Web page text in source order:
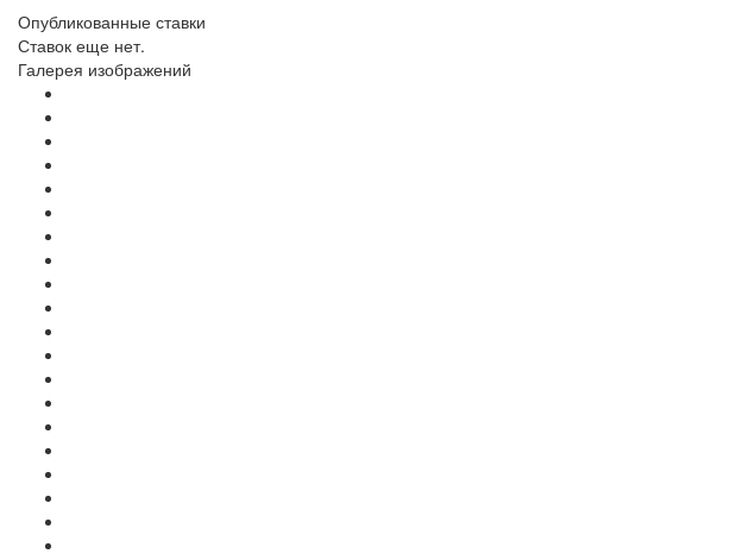
Опубликованные ставки
Ставок еще нет.
Галерея изображений